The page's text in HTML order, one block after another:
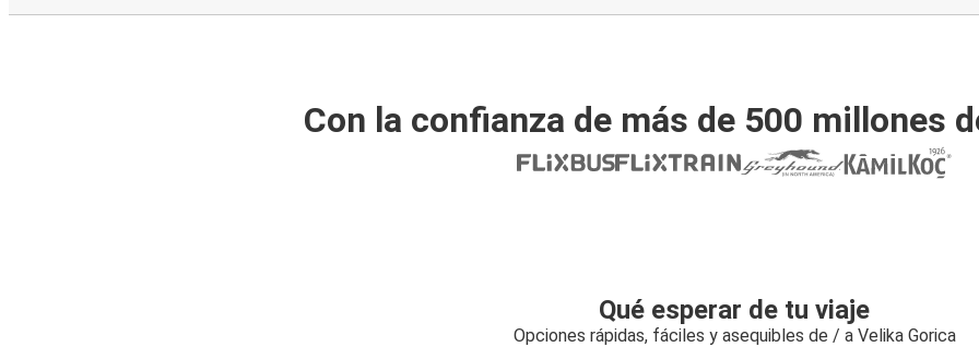
Con la confianza de más de 500 millones
Qué esperar de tu viaje
Opciones rápidas, fáciles y asequibles de / a Velika Gorica